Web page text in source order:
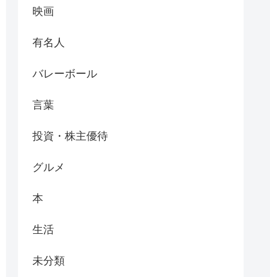
映画
有名人
バレーボール
言葉
投資・株主優待
グルメ
本
生活
未分類